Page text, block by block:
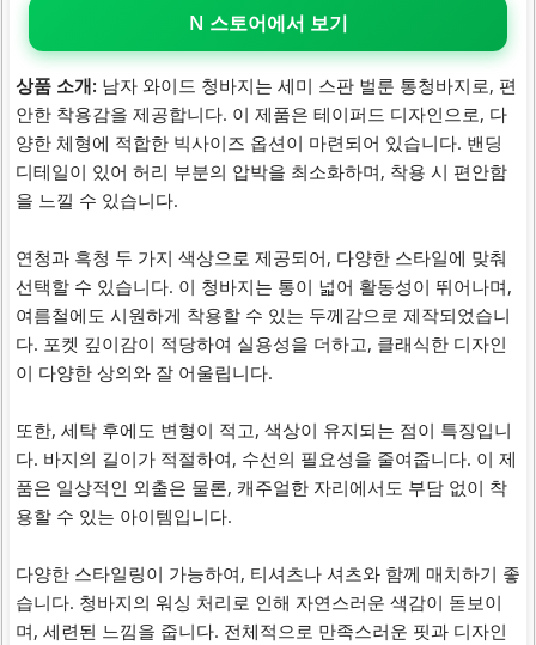
N 스토어에서 보기
상품 소개: 남자 와이드 청바지는 세미 스판 벌룬 통청바지로, 편
안한 착용감을 제공합니다. 이 제품은 테이퍼드 디자인으로, 다
양한 체형에 적합한 빅사이즈 옵션이 마련되어 있습니다. 밴딩
디테일이 있어 허리 부분의 압박을 최소화하며, 착용 시 편안함
을 느낄 수 있습니다.
연청과 흑청 두 가지 색상으로 제공되어, 다양한 스타일에 맞춰
선택할 수 있습니다. 이 청바지는 통이 넓어 활동성이 뛰어나며,
여름철에도 시원하게 착용할 수 있는 두께감으로 제작되었습니
다. 포켓 깊이감이 적당하여 실용성을 더하고, 클래식한 디자인
이 다양한 상의와 잘 어울립니다.
또한, 세탁 후에도 변형이 적고, 색상이 유지되는 점이 특징입니
다. 바지의 길이가 적절하여, 수선의 필요성을 줄여줍니다. 이 제
품은 일상적인 외출은 물론, 캐주얼한 자리에서도 부담 없이 착
용할 수 있는 아이템입니다.
다양한 스타일링이 가능하여, 티셔츠나 셔츠와 함께 매치하기 좋
습니다. 청바지의 워싱 처리로 인해 자연스러운 색감이 돋보이
며, 세련된 느낌을 줍니다. 전체적으로 만족스러운 핏과 디자인